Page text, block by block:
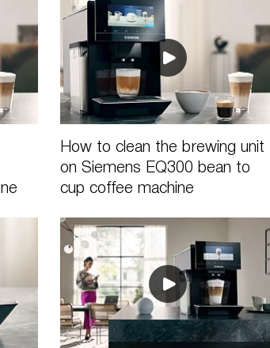
How to clean the brewing unit
on Siemens EQ300 bean to
cup coffee machine